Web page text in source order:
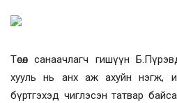
Төсөл санаачлагч гишүүн
хууль нь анх аж ахуйн нэгж,
бүртгэхэд чиглэсэн татвар